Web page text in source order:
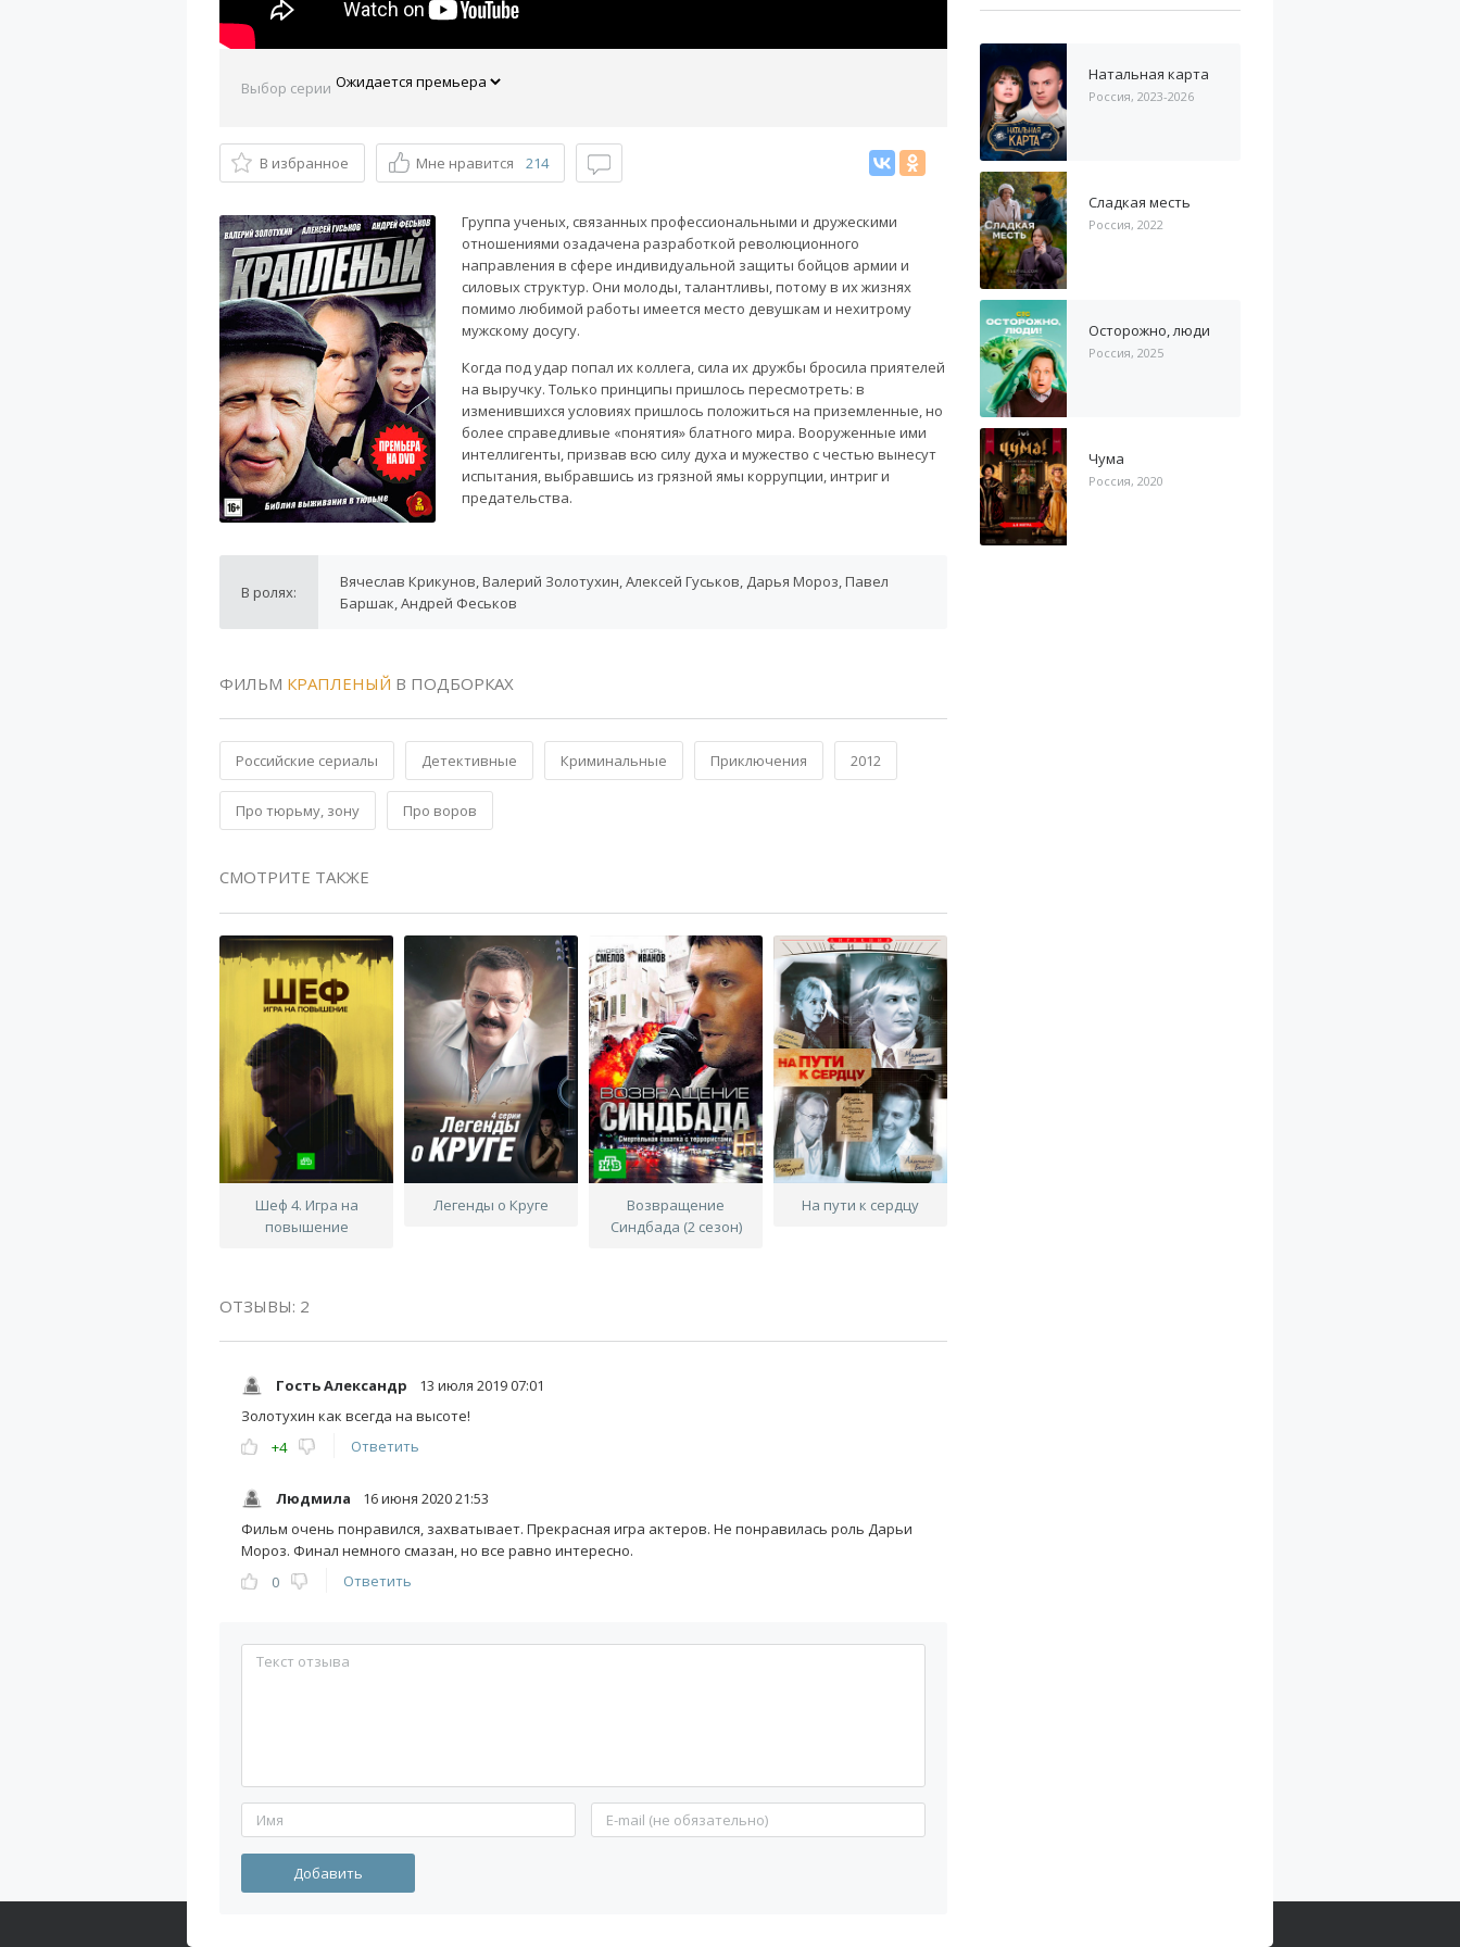
Выбор серии
В избранное Мне нравится 214
Группа ученых, связанных профессиональными и дружескими
отношениями озадачена разработкой революционного
направления в сфере индивидуальной защиты бойцов армии и
силовых структур. Они молоды, талантливы, потому в их жизнях
помимо любимой работы имеется место девушкам и нехитрому
мужскому досугу.
Когда под удар попал их коллега, сила их дружбы бросила приятелей
на выручку. Только принципы пришлось пересмотреть: в
изменившихся условиях пришлось положиться на приземленные, но
более справедливые «понятия» блатного мира. Вооруженные ими
интеллигенты, призвав всю силу духа и мужество с честью вынесут
испытания, выбравшись из грязной ямы коррупции, интриг и
предательства.
В ролях:
Вячеслав Крикунов, Валерий Золотухин, Алексей Гуськов, Дарья Мороз, Павел
Баршак, Андрей Феськов
ФИЛЬМ КРАПЛЕНЫЙ В ПОДБОРКАХ
Российские сериалы Детективные Криминальные Приключения 2012
Про тюрьму, зону Про воров
СМОТРИТЕ ТАКЖЕ
Шеф 4. Игра на
повышение
Легенды о Круге
Возвращение
Синдбада (2 сезон)
На пути к сердцу
ОТЗЫВЫ: 2
Гость Александр
13 июля 2019 07:01
Золотухин как всегда на высоте!
+4
Ответить
Людмила
16 июня 2020 21:53
Фильм очень понравился, захватывает. Прекрасная игра актеров. Не понравилась роль Дарьи
Мороз. Финал немного смазан, но все равно интересно.
0
Ответить
Натальная карта
Россия, 2023-2026
Сладкая месть
Россия, 2022
Осторожно, люди
Россия, 2025
Чума
Россия, 2020